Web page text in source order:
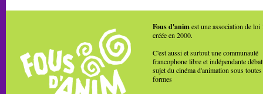
Fous d'animest une association de loi
créée en 2000.
C'est aussi et surtout une communauté
francophone libre et indépendante
sujet du cinéma d'animation sous toutes
formes